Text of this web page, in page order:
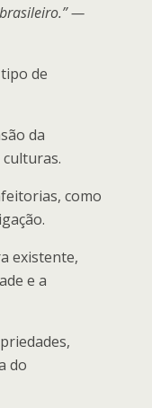
—
de
da
como
existente,
e a
do